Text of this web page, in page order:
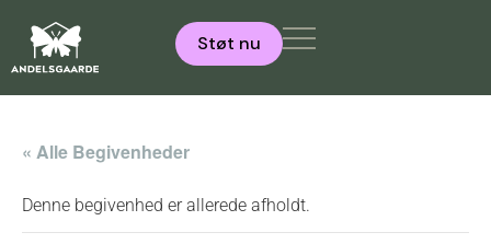
Støt nu
« Alle Begivenheder
Denne begivenhed er allerede afholdt.